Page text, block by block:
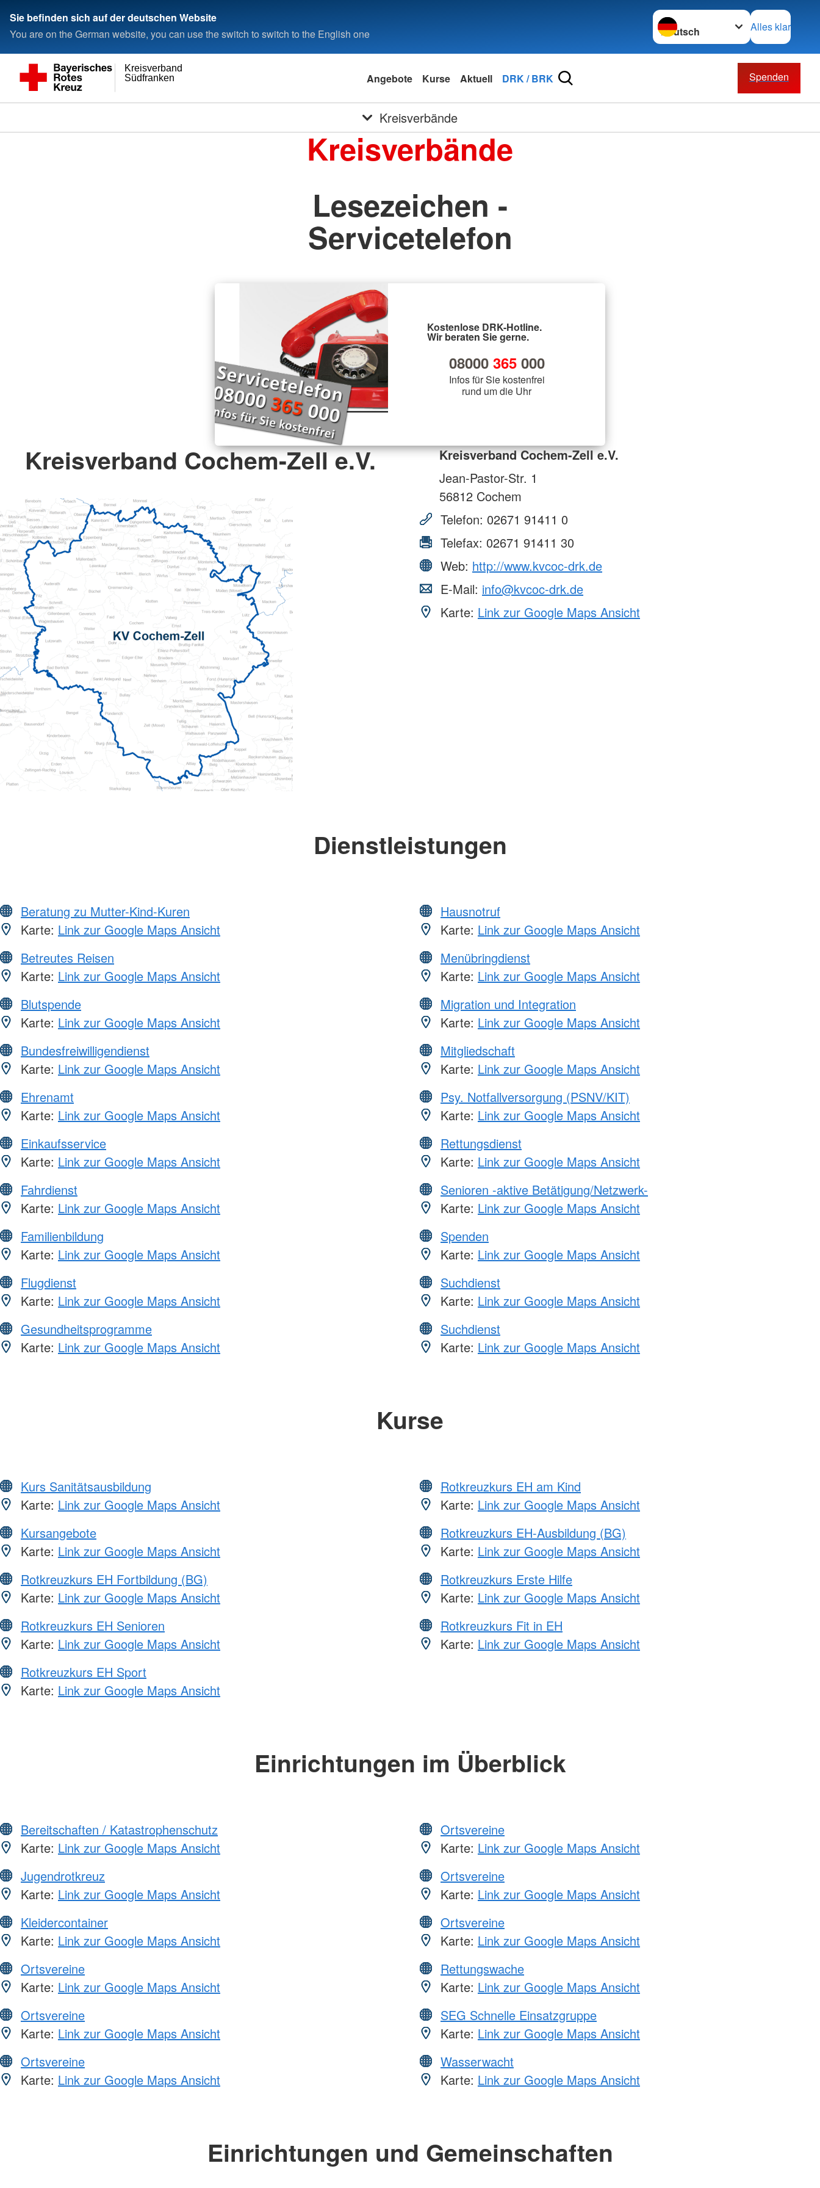
Sie befinden sich auf der deutschen Website
You are on the German website, you can use the switch to switch to the English one
Sprache wechseln zu
Alles klar
Südfranken
Kreisverband
Angebote Kurse Aktuell DRK / BRK Spenden
Kreisverbände
Kreisverbände
Lesezeichen -
Servicetelefon
Kostenlose DRK-Hotline.
Wir beraten Sie gerne.
08000 365000
Infos für Sie kostenfrei
rund um die Uhr
Kreisverband Cochem-Zell e.V.
Kreisverband Cochem-Zell e.V.
Jean-Pastor-Str. 1
56812 Cochem
Telefon: 02671 91411 0
Telefax: 02671 91411 30
Web: http://www.kvcoc-drk.de
E-Mail: info@kvcoc-drk.de
Karte: Link zur Google Maps Ansicht
Dienstleistungen
Beratung zu Mutter-Kind-Kuren
Karte: Link zur Google Maps Ansicht
Betreutes Reisen
Karte: Link zur Google Maps Ansicht
Blutspende
Karte: Link zur Google Maps Ansicht
Bundesfreiwilligendienst
Karte: Link zur Google Maps Ansicht
Ehrenamt
Karte: Link zur Google Maps Ansicht
Einkaufsservice
Karte: Link zur Google Maps Ansicht
Fahrdienst
Karte: Link zur Google Maps Ansicht
Familienbildung
Karte: Link zur Google Maps Ansicht
Flugdienst
Karte: Link zur Google Maps Ansicht
Gesundheitsprogramme
Karte: Link zur Google Maps Ansicht
Hausnotruf
Karte: Link zur Google Maps Ansicht
Menübringdienst
Karte: Link zur Google Maps Ansicht
Migration und Integration
Karte: Link zur Google Maps Ansicht
Mitgliedschaft
Karte: Link zur Google Maps Ansicht
Psy. Notfallversorgung (PSNV/KIT)
Karte: Link zur Google Maps Ansicht
Rettungsdienst
Karte: Link zur Google Maps Ansicht
Senioren -aktive Betätigung/Netzwerk-
Karte: Link zur Google Maps Ansicht
Spenden
Karte: Link zur Google Maps Ansicht
Suchdienst
Karte: Link zur Google Maps Ansicht
Suchdienst
Karte: Link zur Google Maps Ansicht
Kurse
Kurs Sanitätsausbildung
Karte: Link zur Google Maps Ansicht
Kursangebote
Karte: Link zur Google Maps Ansicht
Rotkreuzkurs EH Fortbildung (BG)
Karte: Link zur Google Maps Ansicht
Rotkreuzkurs EH Senioren
Karte: Link zur Google Maps Ansicht
Rotkreuzkurs EH Sport
Karte: Link zur Google Maps Ansicht
Rotkreuzkurs EH am Kind
Karte: Link zur Google Maps Ansicht
Rotkreuzkurs EH-Ausbildung (BG)
Karte: Link zur Google Maps Ansicht
Rotkreuzkurs Erste Hilfe
Karte: Link zur Google Maps Ansicht
Rotkreuzkurs Fit in EH
Karte: Link zur Google Maps Ansicht
Einrichtungen im Überblick
Bereitschaften / Katastrophenschutz
Karte: Link zur Google Maps Ansicht
Jugendrotkreuz
Karte: Link zur Google Maps Ansicht
Kleidercontainer
Karte: Link zur Google Maps Ansicht
Ortsvereine
Karte: Link zur Google Maps Ansicht
Ortsvereine
Karte: Link zur Google Maps Ansicht
Ortsvereine
Karte: Link zur Google Maps Ansicht
Ortsvereine
Karte: Link zur Google Maps Ansicht
Ortsvereine
Karte: Link zur Google Maps Ansicht
Ortsvereine
Karte: Link zur Google Maps Ansicht
Rettungswache
Karte: Link zur Google Maps Ansicht
SEG Schnelle Einsatzgruppe
Karte: Link zur Google Maps Ansicht
Wasserwacht
Karte: Link zur Google Maps Ansicht
Einrichtungen und Gemeinschaften